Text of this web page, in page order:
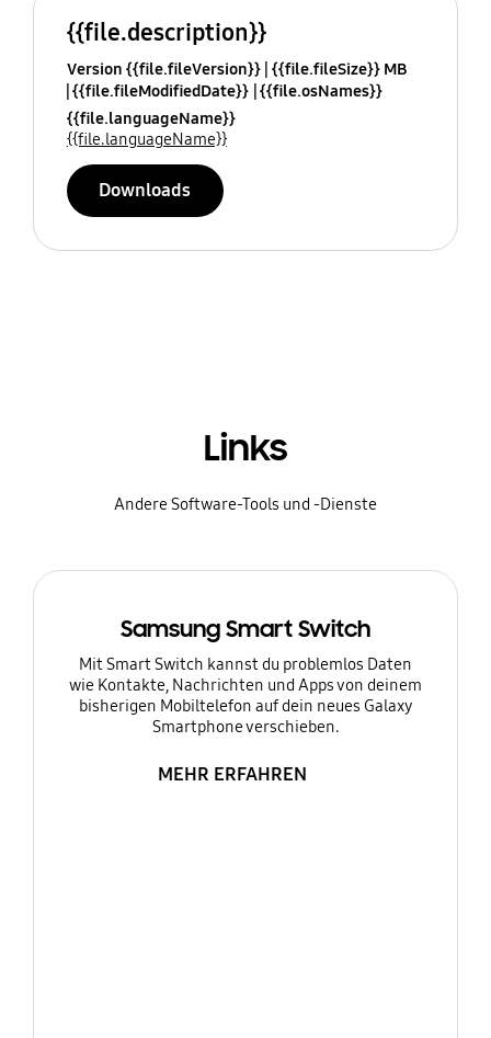
{{file.description}}
Version {{file.fileVersion}} {{file.fileSize}} MB
{{file.fileModifiedDate}} {{file.osNames}}
{{file.languageName}}
{{file.languageName}}
Downloads
Links
Andere Software-Tools und -Dienste
Samsung Smart Switch
Mit Smart Switch kannst du problemlos Daten
wie Kontakte, Nachrichten und Apps von deinem
bisherigen Mobiltelefon auf dein neues Galaxy
Smartphone verschieben.
MEHR ERFAHREN